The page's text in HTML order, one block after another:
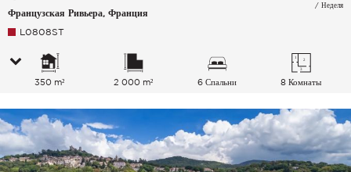
Французская Ривьера, Франция
/ Неделя
L0808ST
350 m² 2 000 m² 6 Спальни 8 Комнаты